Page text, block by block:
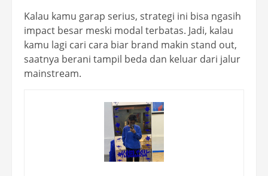
Kalau kamu garap serius, strategi ini bisa ngasih
impact besar meski modal terbatas. Jadi, kalau
kamu lagi cari cara biar brand makin stand out,
saatnya berani tampil beda dan keluar dari jalur
mainstream.